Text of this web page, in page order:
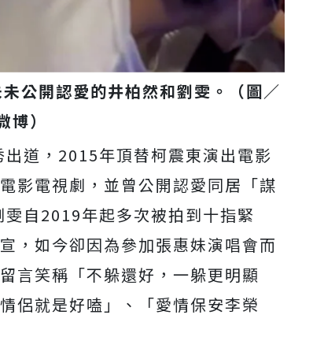
公開認愛的井柏然和劉雯。（圖／
博）
道，2015年頂替柯震東演出電影
影電視劇，並曾公開認愛同居「謀
自2019年起多次被拍到十指緊
，如今卻因為參加張惠妹演唱會而
言笑稱「不躲還好，一躲更明顯
侶就是好嗑」、「愛情保安李榮